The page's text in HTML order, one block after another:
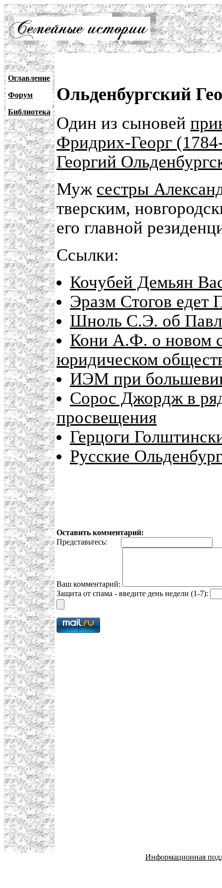
Оглавление
Форум
Библиотека
Ольденбургский
Один из сыновей
Фридрих-Георг
Георгий
Муж сестры
тверским,
его главной
Ссылки:
Кочубей Демьян
Эразм Стогов едет
Шноль С.Э. об
Кони А.Ф. о новом
юридическом
ИЭМ при
Сорос Джордж в
просвещения
Герцоги
Русские
Оставить комментарий:
Представьтесь:
Ваш комментарий:
Защита от спама - введите день недели (1-7):
Информационная